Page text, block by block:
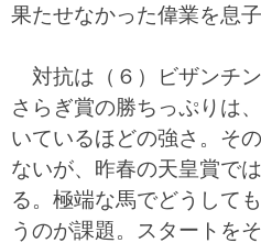
果たせなかった偉業を息
対抗は（６）ビザンチ
さらぎ賞の勝ちっぷりは
いているほどの強さ。そ
ないが、昨春の天皇賞で
る。極端な馬でどうして
うのが課題。スタートを